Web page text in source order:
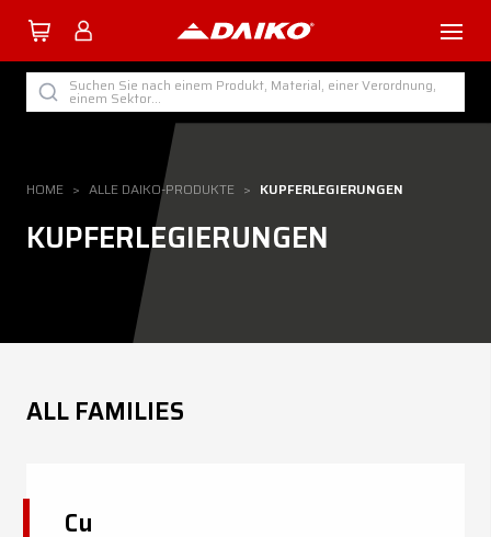
TUTTI I PRODOTTI DAIKO
Suchen Sie nach einem Produkt, Material, einer Verordnung,
einem Sektor...
HOME > ALLE DAIKO-PRODUKTE > KUPFERLEGIERUNGEN
KUPFERLEGIERUNGEN
ALL FAMILIES
Cu